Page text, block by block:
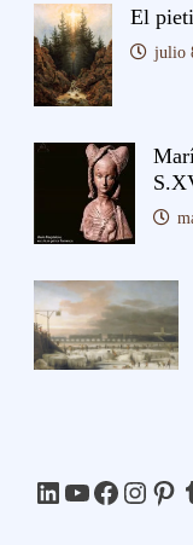
El
julio
LinkedIn
YouTube